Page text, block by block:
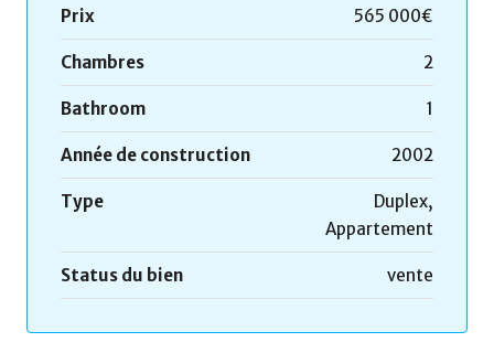
Prix 565 000€
Chambres 2
Bathroom 1
Année de construction 2002
Type
Duplex,
Appartement
Status du bien vente